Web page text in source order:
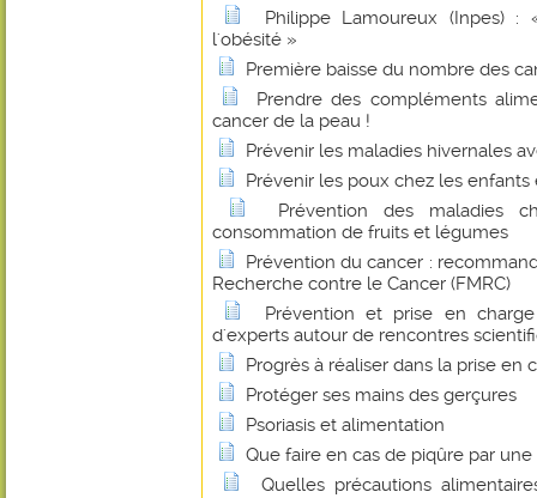
Philippe Lamoureux (Inpes)
l'obésité »
Première baisse du nombre des
Prendre des compléments
cancer de la peau !
Prévenir les maladies hivernales
Prévenir les poux chez les
Prévention des maladies
consommation de fruits et légumes
Prévention du cancer :
Recherche contre le Cancer (FMRC)
Prévention et prise en
d'experts autour de rencontres
Progrès à réaliser dans la prise en
Protéger ses mains des gerçures
Psoriasis et alimentation
Que faire en cas de piqûre par
Quelles précautions